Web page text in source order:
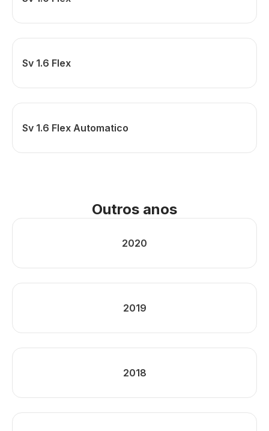
Sv 1.6 Flex
Sv 1.6 Flex Automatico
Outros anos
2020
2019
2018